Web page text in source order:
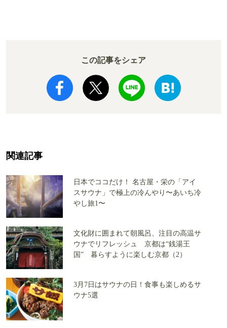
この記事をシェア
関連記事
日本でココだけ！ 名古屋・栄の「アイ
スサウナ」で極上の冷んやり〜あいち冷
やし旅1〜
文化財に囲まれて朝風呂、注目の高温サ
ウナでリフレッシュ 京都は“銭湯王
国” 暮らすように楽しむ京都（2）
3月7日はサウナの日！食事も楽しめるサ
ウナ5選